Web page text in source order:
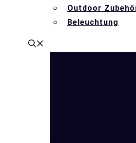
Outdoor
Beleuchtung